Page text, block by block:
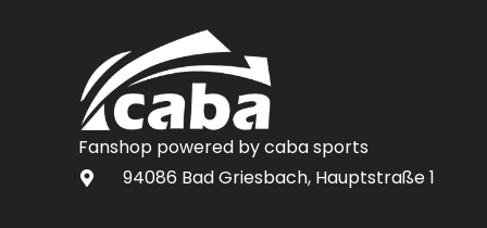
Fanshop powered by caba sports
94086 Bad Griesbach, Hauptstraße 1